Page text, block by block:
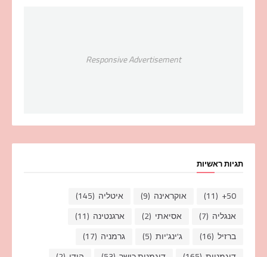
Responsive Advertisement
תגיות ראשיות
50+
(11) אוקראינה (9) איטליה (145)
אנגליה (7) אסיאתי (2) ארגנטינה (11)
ברזיל (16) ג'ינג'יות (5) גרמניה (17)